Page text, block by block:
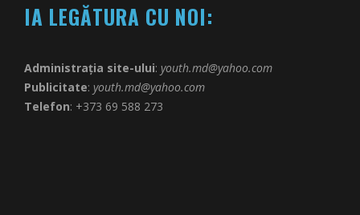
IA LEGĂTURA CU NOI:
Administrația site-ului: youth.md@yahoo.com
Publicitate: youth.md@yahoo.com
Telefon: +373 69 588 273